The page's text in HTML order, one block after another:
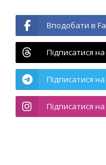
Вподобати в
Підписатися
Підписатися
Підписатися